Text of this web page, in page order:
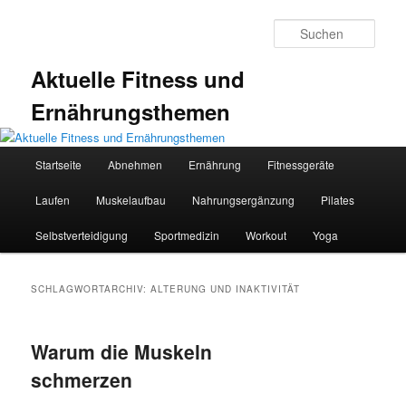
Aktuelle Fitness und
Ernährungsthemen
Startseite Abnehmen Ernährung Fitnessgeräte
Laufen Muskelaufbau Nahrungsergänzung Pilates
Selbstverteidigung Sportmedizin Workout Yoga
SCHLAGWORTARCHIV:ALTERUNG UND INAKTIVITÄT
Warum die Muskeln
schmerzen